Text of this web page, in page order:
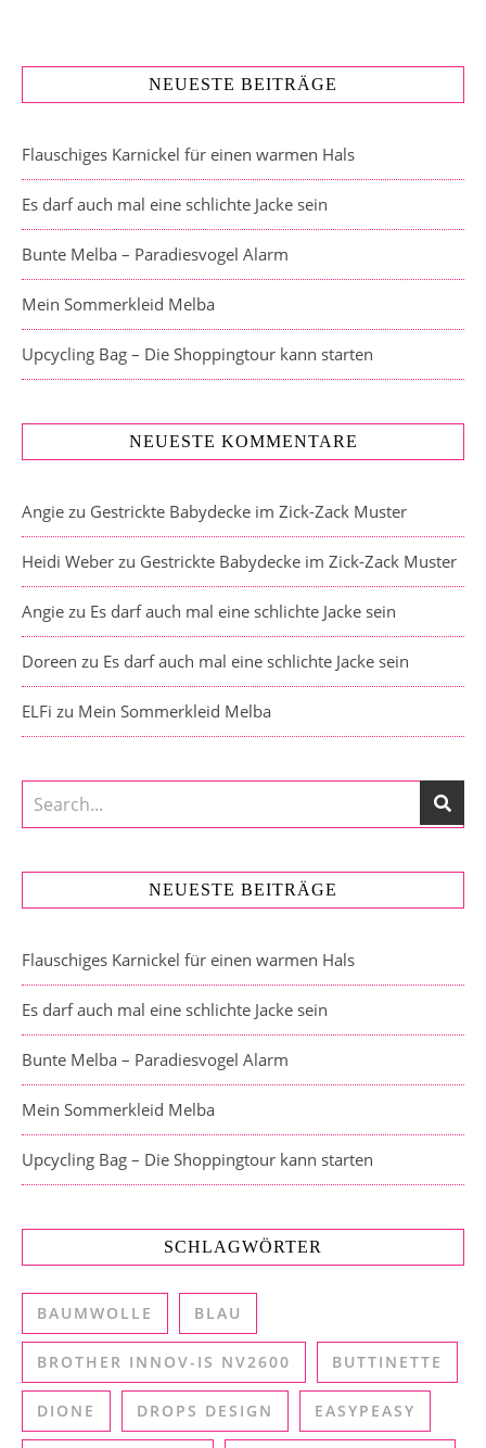
NEUESTE BEITRÄGE
Flauschiges Karnickel für einen warmen Hals
Es darf auch mal eine schlichte Jacke sein
Bunte Melba – Paradiesvogel Alarm
Mein Sommerkleid Melba
Upcycling Bag – Die Shoppingtour kann starten
NEUESTE KOMMENTARE
Angie zu Gestrickte Babydecke im Zick-Zack Muster
Heidi Weber zu Gestrickte Babydecke im Zick-Zack Muster
Angie zu Es darf auch mal eine schlichte Jacke sein
Doreen zu Es darf auch mal eine schlichte Jacke sein
ELFi zu Mein Sommerkleid Melba
NEUESTE BEITRÄGE
Flauschiges Karnickel für einen warmen Hals
Es darf auch mal eine schlichte Jacke sein
Bunte Melba – Paradiesvogel Alarm
Mein Sommerkleid Melba
Upcycling Bag – Die Shoppingtour kann starten
SCHLAGWÖRTER
BAUMWOLLE BLAU
BROTHER INNOV-IS NV2600 BUTTINETTE
DIONE DROPS DESIGN EASYPEASY